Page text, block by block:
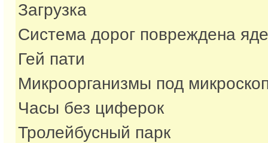
Загрузка
Система дорог повреждена
Гей пати
Микроорганизмы под
Часы без циферок
Тролейбусный парк